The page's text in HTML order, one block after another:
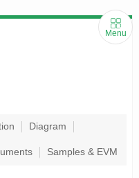
Menu
Diagram
Samples & EVM